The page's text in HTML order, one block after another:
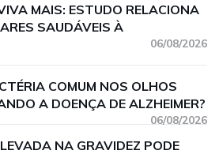
MAIS: ESTUDO RELACIONA
SAUDÁVEIS À
06/08/2026
COMUM NOS OLHOS
A DOENÇA DE ALZHEIMER?
06/08/2026
NA GRAVIDEZ PODE